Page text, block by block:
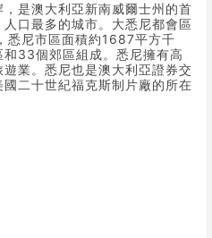
是澳大利亞新南威爾士州的首
口最多的城市。大悉尼都會區
尼市區面積約1687平方千
33個郊區組成。悉尼擁有高
業。悉尼也是澳大利亞證券交
二十世紀福克斯制片廠的所在